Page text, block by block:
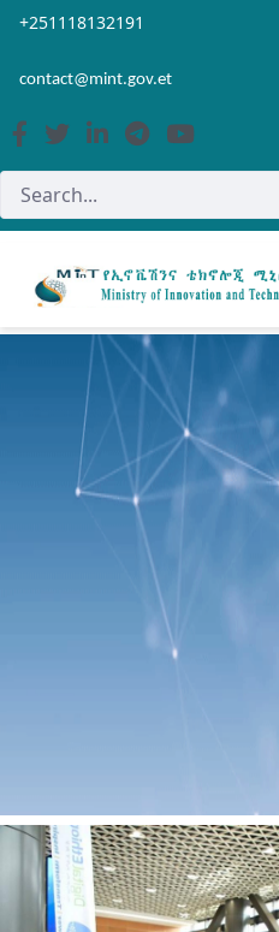
Skip to Main Content
Open Accessibility Menu
+251118132191
contact@mint.gov.et